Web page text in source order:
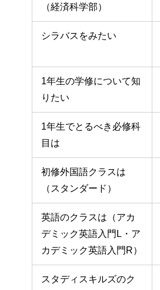
（経済科学部）
シラバスをみたい
1年生の学修について知
りたい
1年生でとるべき必修科
目は
初修外国語クラスは
（スタンダード）
英語のクラスは（アカ
デミック英語入門L・ア
カデミック英語入門R）
スタディスキルズのク